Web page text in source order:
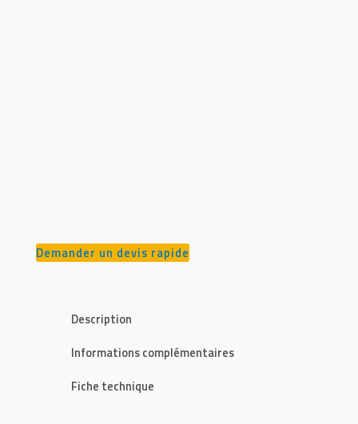
Demander un devis rapide
Description
Informations complémentaires
Fiche technique